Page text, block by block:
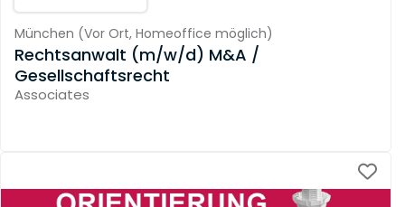
München (Vor Ort, Homeoffice möglich)
Rechtsanwalt (m/w/d) M&A /
Gesellschaftsrecht
Associates